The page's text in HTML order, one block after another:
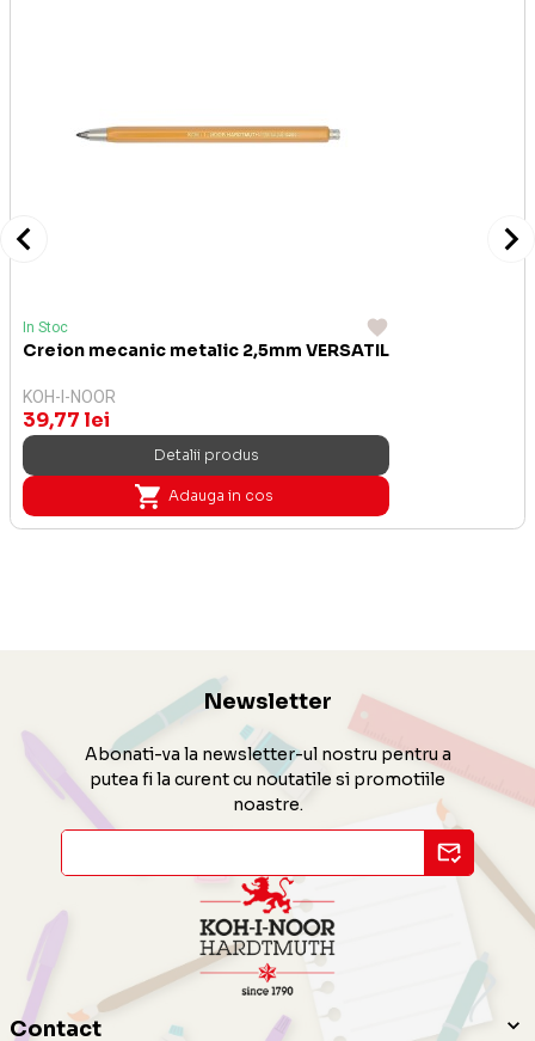
In Stoc
Creion mecanic metalic 2,5mm VERSATIL
KOH-I-NOOR
39,77 lei
Detalii produs
Adauga in cos
Contact
Newsletter
Abonati-va la newsletter-ul nostru pentru a
putea fi la curent cu noutatile si promotiile
noastre.